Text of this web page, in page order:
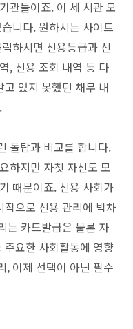
관들이죠. 이 세 시관 모
니다. 원하시는 사이트
하시면 신용등급과 신
, 신용 조회 내역 등 다
있지 못했던 채무 내
돌탑과 비교를 합니다.
하지만 자칫 자신도 모
때문이죠. 신용 사회가
으로 신용 관리에 박차
는 카드발급은 물론 자
요한 사회활동에 영향
, 이제 선택이 아닌 필수